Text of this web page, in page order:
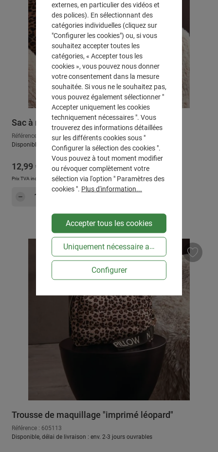
Sac à main "Not a pillow"
Référence : 605112
Disponible, délai de livraison : env. 2-3 jours ouvrables
Prix régulier :
12,99 €
Prix TVA incluse, en sus Frais d'expédition
Quantité de produit : Entrez la quantité
Trousse de maquillage "imprimé léopard"
Référence : 605113
Disponible, délai de livraison : env. 2-3 jours ouvrables
externes, en particulier des vidéos et
des polices). En sélectionnant des
catégories individuelles (cliquez sur
"Configurer les cookies") ou, si vous
souhaitez accepter toutes les
catégories, « Accepter tous les
cookies », vous pouvez nous donner
votre consentement dans la mesure
souhaitée. Si vous ne le souhaitez pas,
vous pouvez également sélectionner "
Accepter uniquement les cookies
techniquement nécessaires ". Vous
trouverez des informations détaillées
sur les différents cookies sous "
Configurer la sélection des cookies ".
Vous pouvez à tout moment modifier
ou révoquer complètement votre
sélection via l'option " Paramètres des
cookies ". Plus d'information...
Accepter tous les cookies
Uniquement nécessaire au niveau technique
Configurer